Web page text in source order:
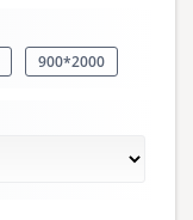
900*2000